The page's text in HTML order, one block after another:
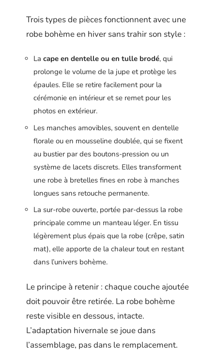
Trois types de pièces fonctionnent avec une
robe bohème en hiver sans trahir son style :
La cape en dentelle ou en tulle brodé, qui
prolonge le volume de la jupe et protège les
épaules. Elle se retire facilement pour la
cérémonie en intérieur et se remet pour les
photos en extérieur.
Les manches amovibles, souvent en dentelle
florale ou en mousseline doublée, qui se fixent
au bustier par des boutons-pression ou un
système de lacets discrets. Elles transforment
une robe à bretelles fines en robe à manches
longues sans retouche permanente.
La sur-robe ouverte, portée par-dessus la robe
principale comme un manteau léger. En tissu
légèrement plus épais que la robe (crêpe, satin
mat), elle apporte de la chaleur tout en restant
dans l’univers bohème.
Le principe à retenir : chaque couche ajoutée
doit pouvoir être retirée. La robe bohème
reste visible en dessous, intacte.
L’adaptation hivernale se joue dans
l’assemblage, pas dans le remplacement.